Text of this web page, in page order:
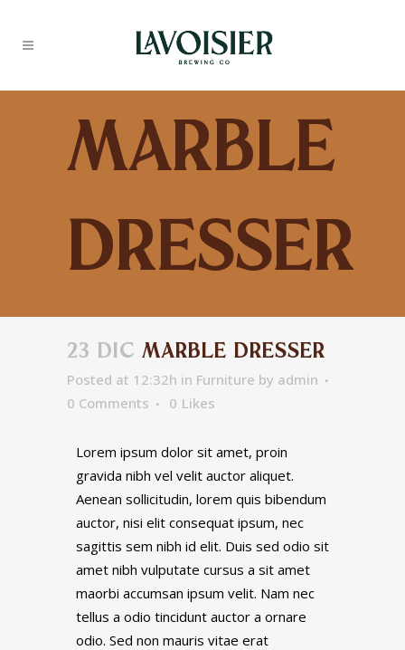
Marble
dresser
23 DIC MARBLE DRESSER
Posted at 12:32h in Furniture by admin
0 Comments
0 Likes
Lorem ipsum dolor sit amet, proin
gravida nibh vel velit auctor aliquet.
Aenean sollicitudin, lorem quis bibendum
auctor, nisi elit consequat ipsum, nec
sagittis sem nibh id elit. Duis sed odio sit
amet nibh vulputate cursus a sit amet
maorbi accumsan ipsum velit. Nam nec
tellus a odio tincidunt auctor a ornare
odio. Sed non mauris vitae erat